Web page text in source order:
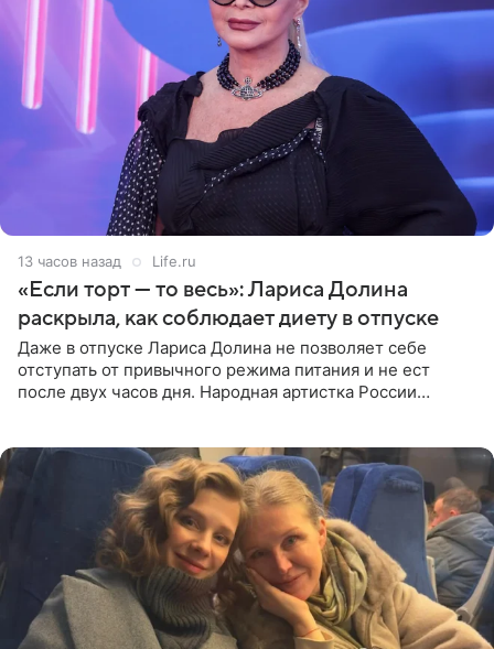
13 часов назад Life.ru
«Если торт — то весь»: Лариса Долина
раскрыла, как соблюдает диету в отпуске
Даже в отпуске Лариса Долина не позволяет себе
отступать от привычного режима питания и не ест
после двух часов дня. Народная артистка России